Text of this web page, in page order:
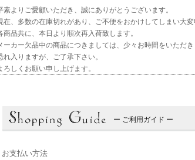
素よりご愛顧いただき、誠にありがとうございます。
在、多数の在庫切れがあり、ご不便をおかけしてしまい大変
商品共に、本日より順次再入荷致します。
ーカー欠品中の商品につきましては、少々お時間をいただき
れ入りますが、ご了承下さい。
ろしくお願い申し上げます。
ー ご利用ガイド ー
お支払い方法